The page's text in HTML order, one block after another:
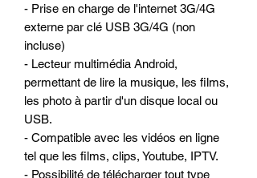
- Prise en charge de l'internet 3G/4G
externe par clé USB 3G/4G (non
incluse)
- Lecteur multimédia Android,
permettant de lire la musique, les films,
les photo à partir d'un disque local ou
USB.
- Compatible avec les vidéos en ligne
tel que les films, clips, Youtube, IPTV.
- Possibilité de télécharger tout type